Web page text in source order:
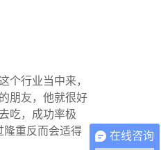
个行业当中来，
朋友，他就很好
吃，成功率极
隆重反而会适得
在线咨询